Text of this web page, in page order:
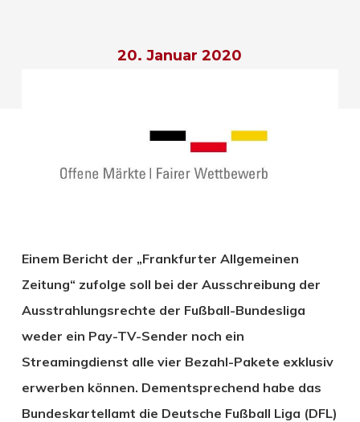
20. Januar 2020
Einem Bericht der „Frankfurter Allgemeinen
Zeitung“ zufolge soll bei der Ausschreibung der
Ausstrahlungsrechte der Fußball-Bundesliga
weder ein Pay-TV-Sender noch ein
Streamingdienst alle vier Bezahl-Pakete exklusiv
erwerben können. Dementsprechend habe das
Bundeskartellamt die Deutsche Fußball Liga (DFL)